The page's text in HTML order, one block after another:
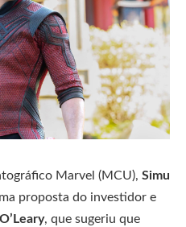
Marvel (MCU), Simu
proposta do investidor e
, que sugeriu que